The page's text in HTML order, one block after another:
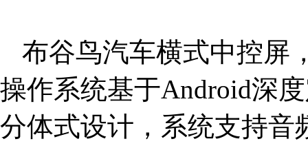
布谷鸟汽车横式中控屏
操作系统基于Android深
分体式设计，系统支持音